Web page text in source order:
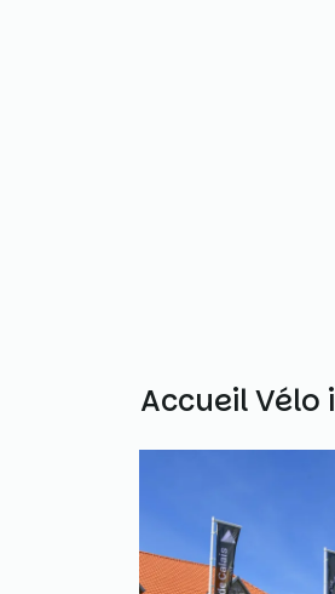
Weitere Accueil